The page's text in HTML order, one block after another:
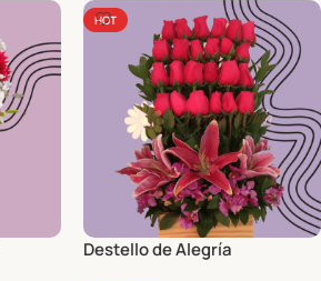
HOT
Destello de Alegría